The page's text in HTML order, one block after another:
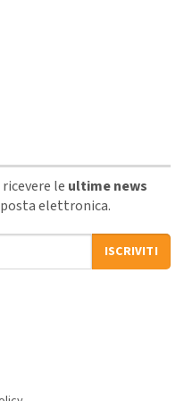
le ultime news
elettronica.
ISCRIVITI